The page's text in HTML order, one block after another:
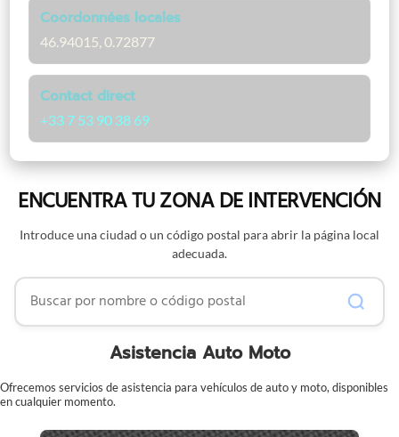
Coordonnées locales
46.94015, 0.72877
Contact direct
+33 7 53 90 38 69
ENCUENTRA TU ZONA DE INTERVENCIÓN
Introduce una ciudad o un código postal para abrir la página local
adecuada.
Buscar por nombre o código postal
Asistencia Auto Moto
Ofrecemos servicios de asistencia para vehículos de auto y moto, disponibles
en cualquier momento.